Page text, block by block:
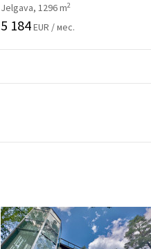
Jelgava, 1296 m2
5 184EUR / мес.